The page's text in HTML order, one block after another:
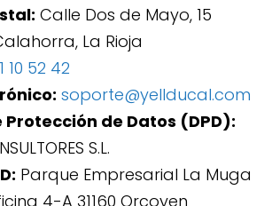
Calle Dos de Mayo, 15
La Rioja
10 52 42
soporte@yellducal.com
de Datos (DPD):
S.L.
Parque Empresarial La Muga
4-A 31160 Orcoyen